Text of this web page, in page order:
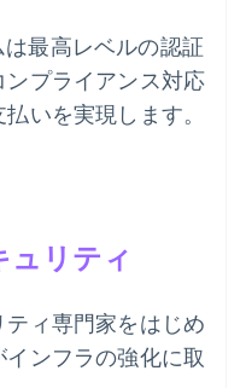
最高レベルの認証
プライアンス対応
いを実現します。
ュリティ
ィ専門家をはじめ
ンフラの強化に取